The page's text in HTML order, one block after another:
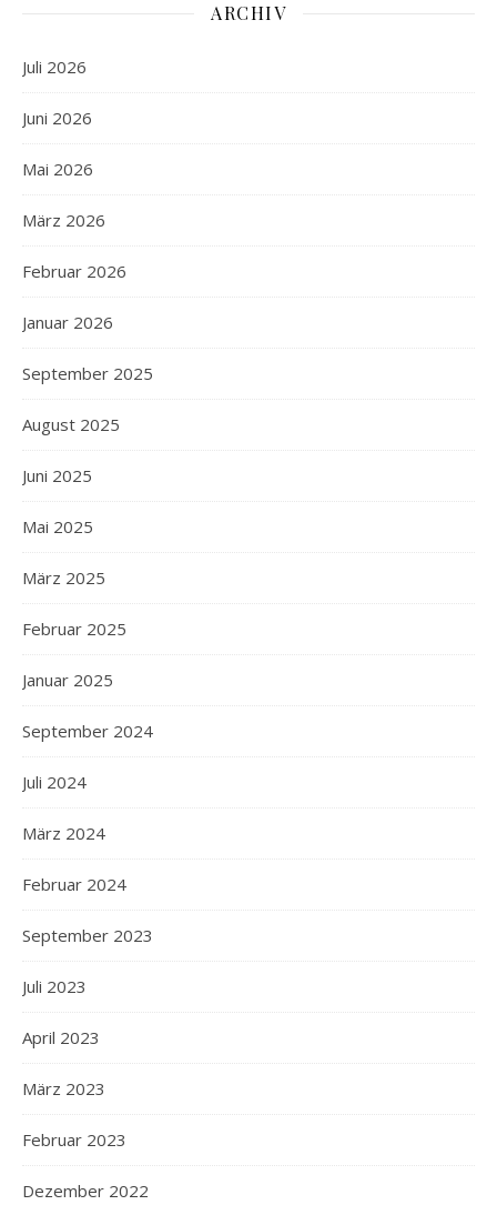
ARCHIV
Juli 2026
Juni 2026
Mai 2026
März 2026
Februar 2026
Januar 2026
September 2025
August 2025
Juni 2025
Mai 2025
März 2025
Februar 2025
Januar 2025
September 2024
Juli 2024
März 2024
Februar 2024
September 2023
Juli 2023
April 2023
März 2023
Februar 2023
Dezember 2022